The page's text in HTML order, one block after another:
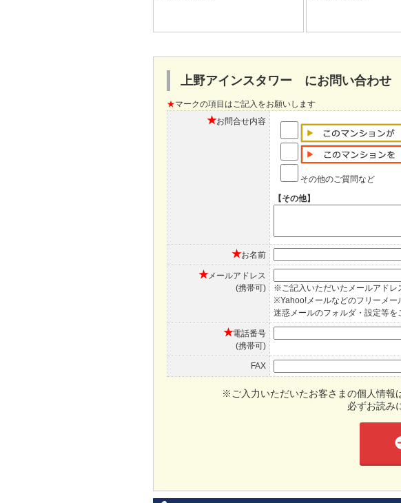
上野アインスタワー にお問い合わせ
★マークの項目はご記入をお願いします
★お問合せ内容
その他のご質問など
【その他】
★お名前
★メールアドレス
(携帯可)
※ご記入いただいたメールアドレ
※Yahoo!メールなどのフリーメー
迷惑メールのフォルダ・設定等を
★電話番号
(携帯可)
FAX
※ご入力いただいたお客さまの個人情報
必ずお読み